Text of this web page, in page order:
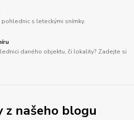
s leteckými snímky.
daného objektu, či lokality? Zadejte si
z našeho blogu